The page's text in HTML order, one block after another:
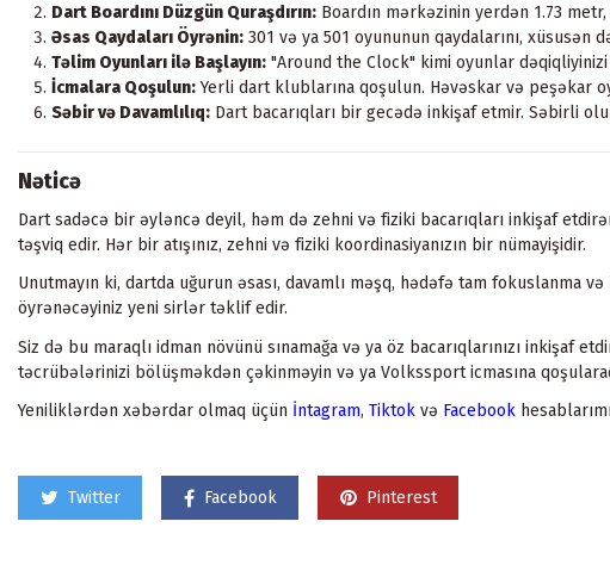
Dart Boardını Düzgün Quraşdırın: Boardın mərkəzinin yerdən 1.73
Əsas Qaydaları Öyrənin: 301 və ya 501 oyununun qaydalarını, xüsusən
Təlim Oyunları ilə Başlayın: "Around the Clock" kimi oyunlar dəqiqliyinizi
İcmalara Qoşulun:Yerli dart klublarına qoşulun. Həvəskar və peşəkar
Səbir və Davamlılıq: Dart bacarıqları bir gecədə inkişaf etmir. Səbirli
Nəticə
Dart sadəcə bir əyləncə deyil, həm də zehni və fiziki bacarıqları inkişaf
təşviq edir. Hər bir atışınız, zehni və fiziki koordinasiyanızın bir nümayişidir.
Unutmayın ki, dartda uğurun əsası, davamlı məşq, hədəfə tam fokuslanma
öyrənəcəyiniz yeni sirlər təklif edir.
Siz də bu maraqlı idman növünü sınamağa və ya öz bacarıqlarınızı inkişaf
təcrübələrinizi bölüşməkdən çəkinməyin və ya Volkssport icmasına
Yeniliklərdən xəbərdar olmaq üçün İntagram, Tiktok və Facebook
Twitter Facebook Pinterest